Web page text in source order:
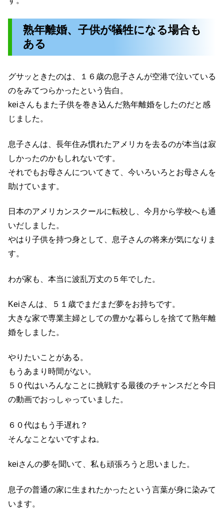
熟年離婚、子供が犠牲になる場合も
ある
グサッときたのは、１６歳の息子さんが空港で泣いている
のをみてつらかったという告白。
keiさんもまた子供を巻き込んだ熟年離婚をしたのだと感
じました。
息子さんは、長年住み慣れたアメリカを去るのが本当は寂
しかったのかもしれないです。
それでもお母さんについてきて、今いろいろとお母さんを
助けています。
日本のアメリカンスクールに転校し、今月から学校へも通
いだしました。
やはり子供を持つ身として、息子さんの将来が気になりま
す。
わが家も、本当に波乱万丈の５年でした。
Keiさんは、５１歳でまだまだ夢をお持ちです。
大きな家で専業主婦としての豊かな暮らしを捨てて熟年離
婚をしました。
やりたいことがある。
もうあまり時間がない。
５０代はいろんなことに挑戦する最後のチャンスだと今日
の動画でおっしゃっていました。
６０代はもう手遅れ？
そんなことないですよね。
keiさんの夢を聞いて、私も頑張ろうと思いました。
息子の普通の家に生まれたかったという言葉が身に染みて
います。